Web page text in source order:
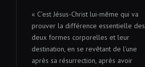
« C’est Jésus-Christ lui-même qui va
prouver la différence essentielle des
deux formes corporelles et leur
destination, en se revêtant de l’une
après sa résurrection, après avoir